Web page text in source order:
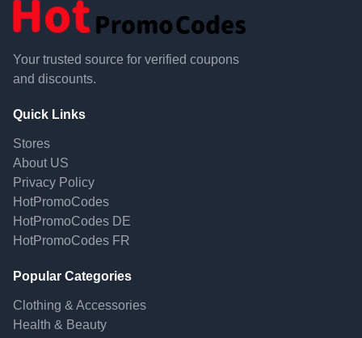
Your trusted source for verified coupons
and discounts.
Quick Links
Stores
About US
Privacy Policy
HotPromoCodes
HotPromoCodes DE
HotPromoCodes FR
Popular Categories
Clothing & Accessories
Health & Beauty